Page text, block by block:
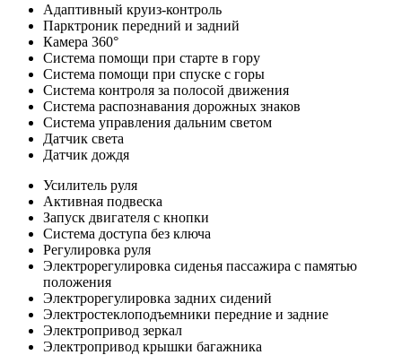
Адаптивный круиз-контроль
Парктроник передний и задний
Камера 360°
Система помощи при старте в гору
Система помощи при спуске с горы
Система контроля за полосой движения
Система распознавания дорожных знаков
Система управления дальним светом
Датчик света
Датчик дождя
Усилитель руля
Активная подвеска
Запуск двигателя с кнопки
Система доступа без ключа
Регулировка руля
Электрорегулировка сиденья пассажира с памятью
положения
Электрорегулировка задних сидений
Электростеклоподъемники передние и задние
Электропривод зеркал
Электропривод крышки багажника